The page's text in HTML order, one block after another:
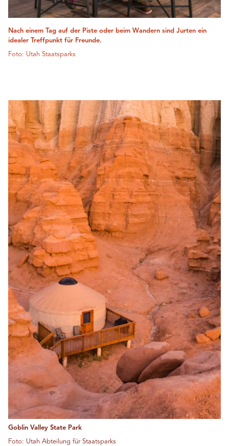
Nach einem Tag auf der Piste oder beim Wandern sind Jurten ein
idealer Treffpunkt für Freunde.
Foto: Utah Staatsparks
Goblin Valley State Park
Foto: Utah Abteilung für Staatsparks